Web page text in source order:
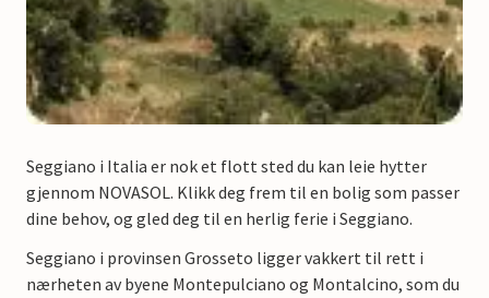
Seggiano i Italia er nok et flott sted du kan leie hytter
gjennom NOVASOL. Klikk deg frem til en bolig som passer
dine behov, og gled deg til en herlig ferie i Seggiano.
Seggiano i provinsen Grosseto ligger vakkert til rett i
nærheten av byene Montepulciano og Montalcino, som du